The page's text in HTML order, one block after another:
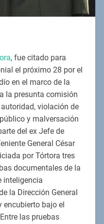
, fue citado para
el próximo 28 por el
en el marco de la
la presunta comisión
violación de
y malversación
del ex Jefe de
General César
por Tórtora tres
documentales de la
inteligencia
la Dirección General
encubierto bajo el
las pruebas